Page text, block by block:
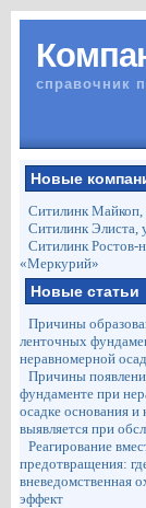
справочник
Новые
Ситилинк Майкоп,
Ситилинк Элиста,
Ситилинк Ростов-
«Меркурий»
Новые статьи
Причины
ленточных
неравномерной
Причины
фундаменте при
осадке основания и
выявляется при
Реагирование
предотвращения:
вневедомственная
эффект